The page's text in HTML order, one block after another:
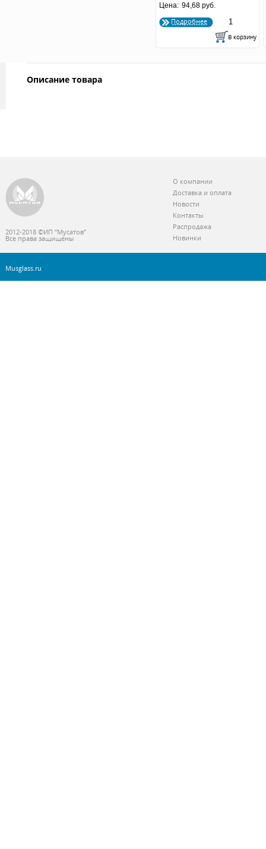
Цена: 94,68 руб.
Подробнее
Описание товара
2012-2018 ©ИП “Мусатов”
Все права защищены
О компании
Доставка и оплата
Новости
Контакты
Распродажа
Новинки
Musglass.ru